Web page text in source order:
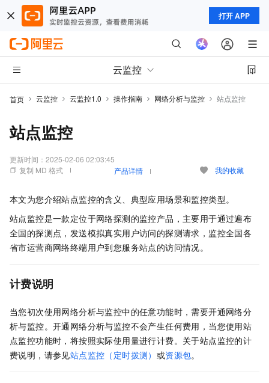
打开 APP
云监控
首页 云监控 云监控1.0 操作指南 网络分析与监控 站点监控
站点监控
更新时间： 2025-02-06 02:03:45
复制 MD 格式
产品详情 我的收藏
本文为您介绍站点监控的含义、典型应用场景和监控类型。
站点监控是一款定位于网络探测的监控产品，主要用于通过遍布
全国的探测点，发送模拟真实用户访问的探测请求，监控全国各
省市运营商网络终端用户到您服务站点的访问情况。
计费说明
当您初次使用网络分析与监控中的任意功能时，需要开通网络分
析与监控。开通网络分析与监控不会产生任何费用，当您使用站
点监控功能时，将按照实际使用量进行计费。关于站点监控的计
费说明，请参见站点监控（定时拨测） 或资源包。